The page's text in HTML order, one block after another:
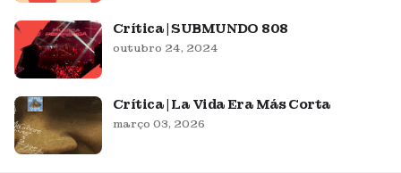
Crítica | SUBMUNDO 808
outubro 24, 2024
Crítica | La Vida Era Más Corta
março 03, 2026